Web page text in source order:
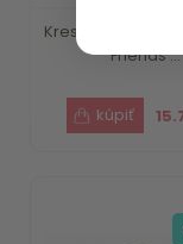
Kresliaci tablet
Friends ...